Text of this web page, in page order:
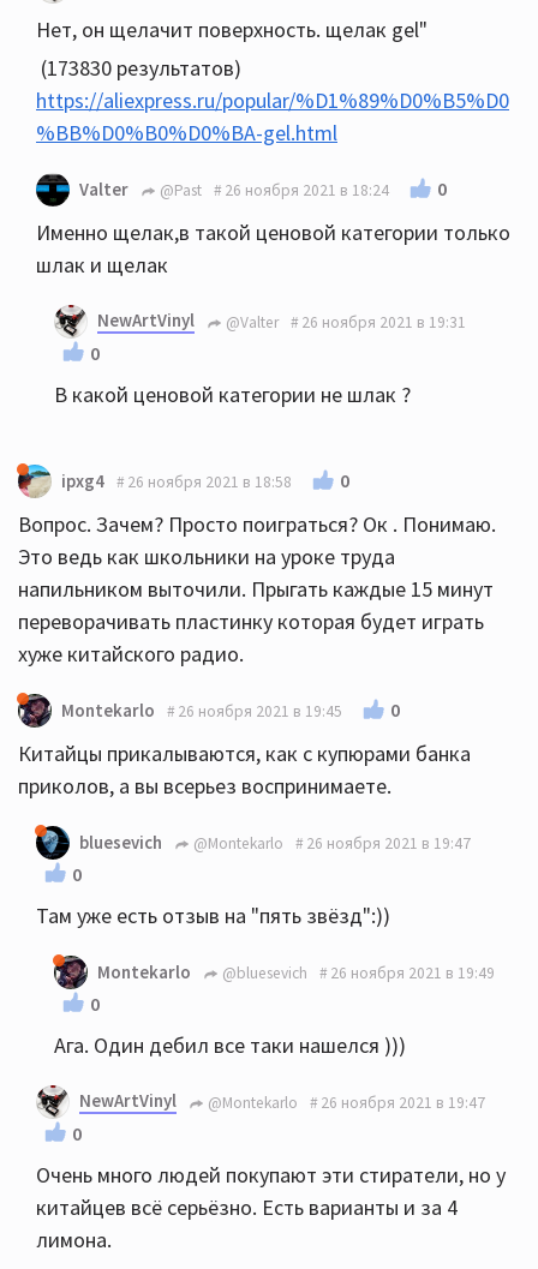
Нет, он щелачит поверхность. щелак gel"
(173830 результатов)
https://aliexpress.ru/popular/%D1%89%D0%B5%D0
%BB%D0%B0%D0%BA-gel.html
Valter @Past 26 ноября 2021 в 18:24 0
Именно щелак,в такой ценовой категории только
шлак и щелак
NewArtVinyl @Valter 26 ноября 2021 в 19:31
0
В какой ценовой категории не шлак ?
ipxg4 26 ноября 2021 в 18:58 0
Вопрос. Зачем? Просто поиграться? Ок . Понимаю.
Это ведь как школьники на уроке труда
напильником выточили. Прыгать каждые 15 минут
переворачивать пластинку которая будет играть
хуже китайского радио.
Montekarlo 26 ноября 2021 в 19:45 0
Китайцы прикалываются, как с купюрами банка
приколов, а вы всерьез воспринимаете.
bluesevich @Montekarlo 26 ноября 2021 в 19:47
0
Там уже есть отзыв на "пять звёзд":))
Montekarlo @bluesevich 26 ноября 2021 в 19:49
0
Ага. Один дебил все таки нашелся )))
NewArtVinyl @Montekarlo 26 ноября 2021 в 19:47
0
Очень много людей покупают эти стиратели, но у
китайцев всё серьёзно. Есть варианты и за 4
лимона.